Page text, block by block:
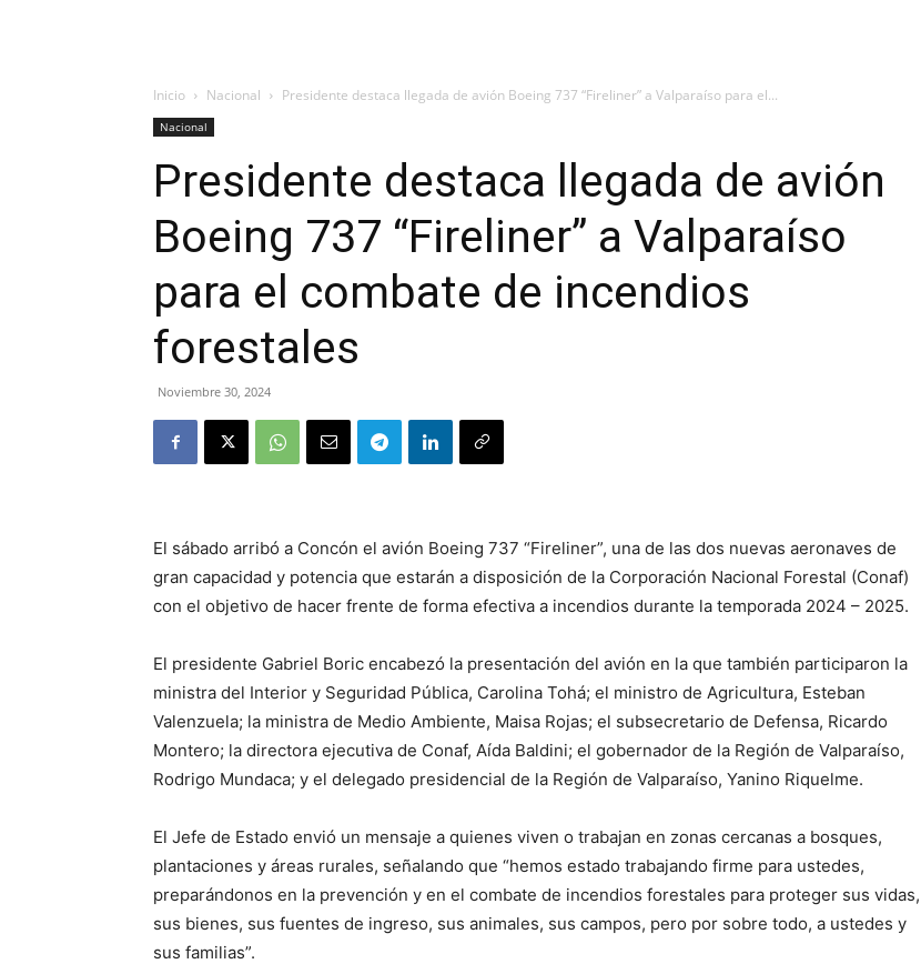
Inicio Nacional Presidente destaca llegada de avión Boeing 737 “Fireliner” a Valparaíso para el...
Nacional
Presidente destaca llegada de avión
Boeing 737 “Fireliner” a Valparaíso
para el combate de incendios
forestales
Noviembre 30, 2024
El sábado arribó a Concón el avión Boeing 737 “Fireliner”, una de las dos nuevas aeronaves de
gran capacidad y potencia que estarán a disposición de la Corporación Nacional Forestal (Conaf)
con el objetivo de hacer frente de forma efectiva a incendios durante la temporada 2024 – 2025.
El presidente Gabriel Boric encabezó la presentación del avión en la que también participaron la
ministra del Interior y Seguridad Pública, Carolina Tohá; el ministro de Agricultura, Esteban
Valenzuela; la ministra de Medio Ambiente, Maisa Rojas; el subsecretario de Defensa, Ricardo
Montero; la directora ejecutiva de Conaf, Aída Baldini; el gobernador de la Región de Valparaíso,
Rodrigo Mundaca; y el delegado presidencial de la Región de Valparaíso, Yanino Riquelme.
El Jefe de Estado envió un mensaje a quienes viven o trabajan en zonas cercanas a bosques,
plantaciones y áreas rurales, señalando que “hemos estado trabajando firme para ustedes,
preparándonos en la prevención y en el combate de incendios forestales para proteger sus vidas,
sus bienes, sus fuentes de ingreso, sus animales, sus campos, pero por sobre todo, a ustedes y
sus familias”.